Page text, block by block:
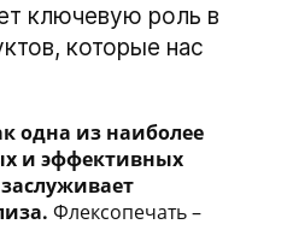
ключевую роль в
которые нас
одна из наиболее
и эффективных
Флексопечать –